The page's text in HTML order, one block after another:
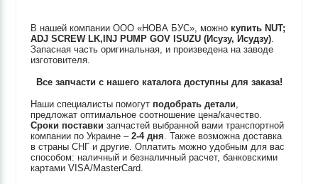
В нашей компании ООО «НОВА БУС», можно купить NUT;
ADJ SCREW LK,INJ PUMP GOV ISUZU (Исузу, Исудзу).
Запасная часть оригинальная, и произведена на заводе
изготовителя.
Все запчасти с нашего каталога доступны для заказа!
Наши специалисты помогут подобрать детали,
предложат оптимальное соотношение цена/качество.
Сроки поставки запчастей выбранной вами транспортной
компании по Украине –2-4 дня. Также возможна доставка
в страны СНГ и другие. Оплатить можно удобным для вас
способом: наличный и безналичный расчет, банковскими
картами VISA/MasterCard.